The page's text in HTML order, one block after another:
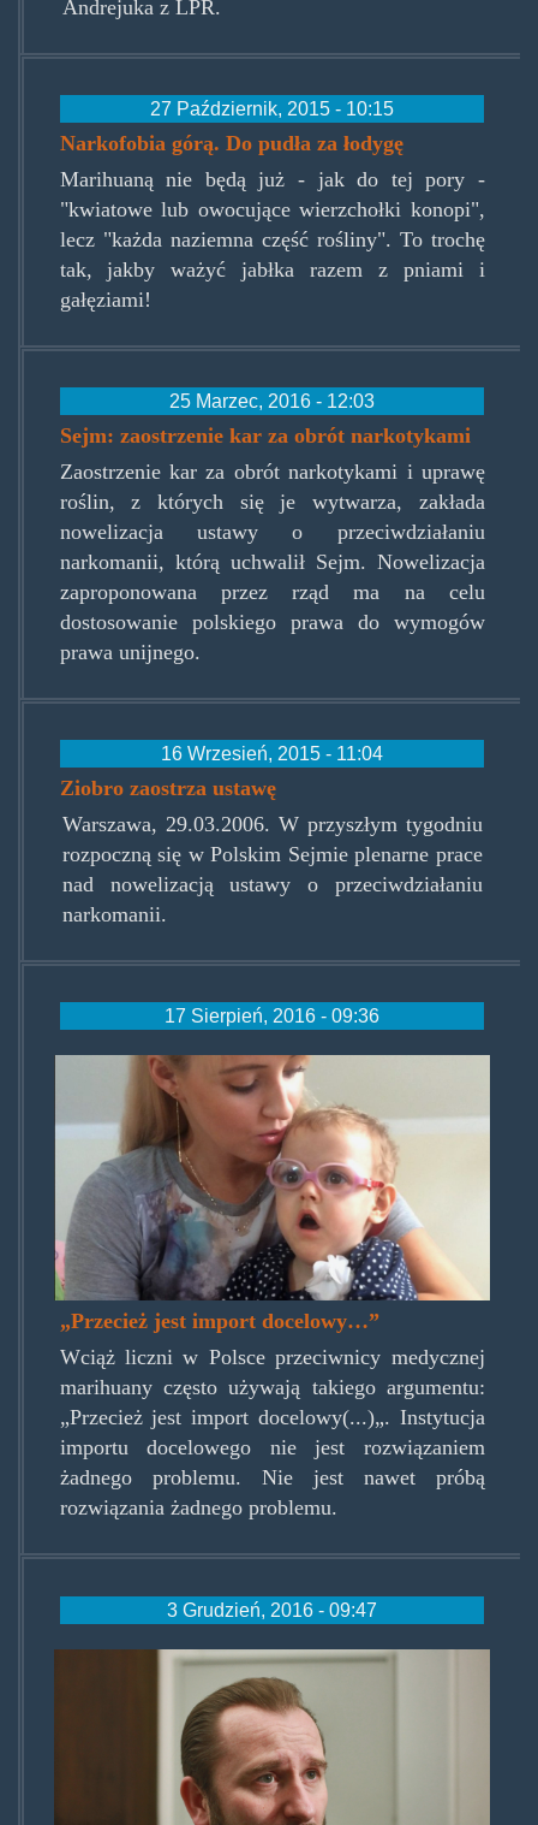
Andrejuka z LPR.
27 Październik, 2015 - 10:15
Narkofobia górą. Do pudła za łodygę
Marihuaną nie będą już - jak do tej pory -
"kwiatowe lub owocujące wierzchołki konopi",
lecz "każda naziemna część rośliny". To trochę
tak, jakby ważyć jabłka razem z pniami i
gałęziami!
25 Marzec, 2016 - 12:03
Sejm: zaostrzenie kar za obrót narkotykami
Zaostrzenie kar za obrót narkotykami i uprawę
roślin, z których się je wytwarza, zakłada
nowelizacja ustawy o przeciwdziałaniu
narkomanii, którą uchwalił Sejm. Nowelizacja
zaproponowana przez rząd ma na celu
dostosowanie polskiego prawa do wymogów
prawa unijnego.
16 Wrzesień, 2015 - 11:04
Ziobro zaostrza ustawę
Warszawa, 29.03.2006. W przyszłym tygodniu
rozpoczną się w Polskim Sejmie plenarne prace
nad nowelizacją ustawy o przeciwdziałaniu
narkomanii.
17 Sierpień, 2016 - 09:36
ola.jpg
„Przecież jest import docelowy…”
Wciąż liczni w Polsce przeciwnicy medycznej
marihuany często używają takiego argumentu:
„Przecież jest import docelowy(...)„. Instytucja
importu docelowego nie jest rozwiązaniem
żadnego problemu. Nie jest nawet próbą
rozwiązania żadnego problemu.
3 Grudzień, 2016 - 09:47
liroyposel009.jpg